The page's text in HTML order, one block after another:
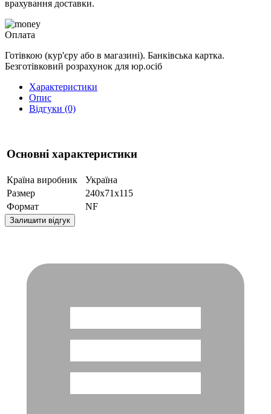
врахування доставки.
Оплата
Готівкою (кур'єру або в магазині). Банківська картка.
Безготівковий розрахунок для юр.осіб
Характеристики
Опис
Відгуки (0)
Основні характеристики
Країна виробник
Україна
Размер
240x71x115
Формат
NF
Залишити відгук